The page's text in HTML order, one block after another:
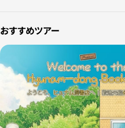
おすすめツアー